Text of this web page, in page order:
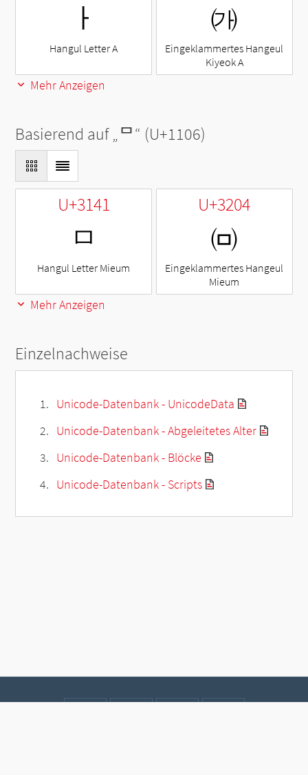
ㅏ
Hangul Letter A
㈎
Eingeklammertes Hangeul
Kiyeok A
Mehr Anzeigen
Basierend auf „ᄆ“ (U+1106)
U+3141
ㅁ
Hangul Letter Mieum
U+3204
㈄
Eingeklammertes Hangeul
Mieum
Mehr Anzeigen
Einzelnachweise
Unicode-Datenbank - UnicodeData
Unicode-Datenbank - Abgeleitetes Alter
Unicode-Datenbank - Blöcke
Unicode-Datenbank - Scripts